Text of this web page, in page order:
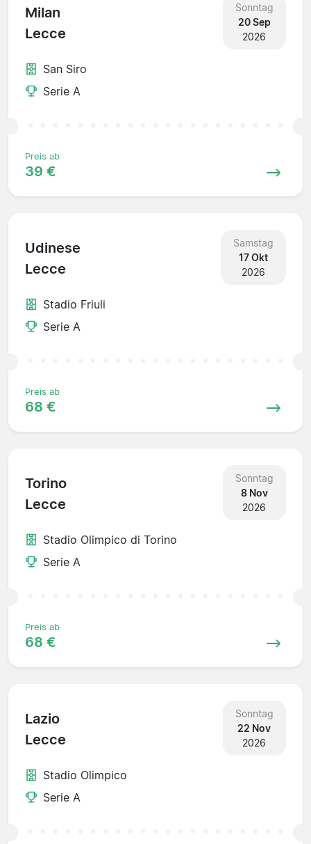
Milan
Lecce
Sonntag
20 Sep
2026
San Siro
Serie A
Preis ab
39 €
Udinese
Lecce
Samstag
17 Okt
2026
Stadio Friuli
Serie A
Preis ab
68 €
Torino
Lecce
Sonntag
8 Nov
2026
Stadio Olimpico di Torino
Serie A
Preis ab
68 €
Lazio
Lecce
Sonntag
22 Nov
2026
Stadio Olimpico
Serie A